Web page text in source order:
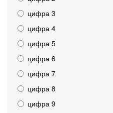
цифра 3
цифра 4
цифра 5
цифра 6
цифра 7
цифра 8
цифра 9